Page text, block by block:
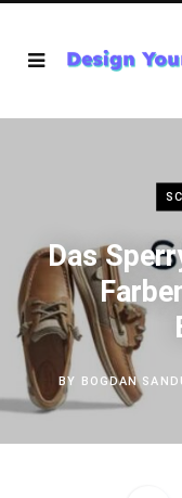
Das
BY BOGDAN